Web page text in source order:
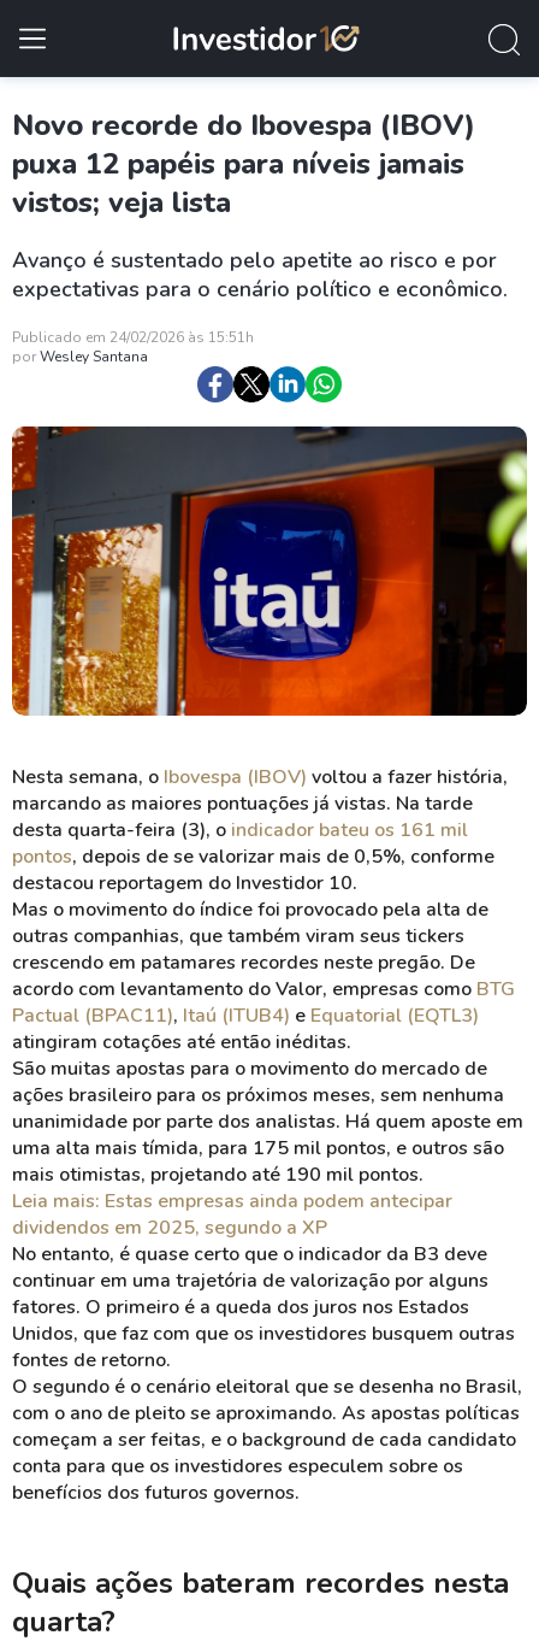
Novo recorde do Ibovespa (IBOV)
puxa 12 papéis para níveis jamais
vistos; veja lista
Avanço é sustentado pelo apetite ao risco e por
expectativas para o cenário político e econômico.
Publicado em 24/02/2026 às 15:51h
porWesley Santana
Nesta semana, o Ibovespa (IBOV) voltou a fazer história,
marcando as maiores pontuações já vistas. Na tarde
desta quarta-feira (3), o indicador bateu os 161 mil
pontos, depois de se valorizar mais de 0,5%, conforme
destacou reportagem do Investidor 10.
Mas o movimento do índice foi provocado pela alta de
outras companhias, que também viram seus tickers
crescendo em patamares recordes neste pregão. De
acordo com levantamento do Valor, empresas como BTG
Pactual (BPAC11), Itaú (ITUB4) e Equatorial (EQTL3)
atingiram cotações até então inéditas.
São muitas apostas para o movimento do mercado de
ações brasileiro para os próximos meses, sem nenhuma
unanimidade por parte dos analistas. Há quem aposte em
uma alta mais tímida, para 175 mil pontos, e outros são
mais otimistas, projetando até 190 mil pontos.
Leia mais: Estas empresas ainda podem antecipar
dividendos em 2025, segundo a XP
No entanto, é quase certo que o indicador da B3 deve
continuar em uma trajetória de valorização por alguns
fatores. O primeiro é a queda dos juros nos Estados
Unidos, que faz com que os investidores busquem outras
fontes de retorno.
O segundo é o cenário eleitoral que se desenha no Brasil,
com o ano de pleito se aproximando. As apostas políticas
começam a ser feitas, e o background de cada candidato
conta para que os investidores especulem sobre os
benefícios dos futuros governos.
Quais ações bateram recordes nesta
quarta?